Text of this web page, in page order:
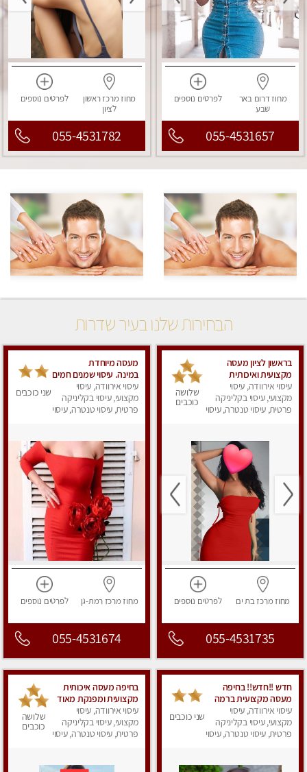
מחוז דרוםבאר
שבע
לפרטים נוספים
055-4531657
מחוז מרכזראשון
לציון
לפרטים נוספים
055-4531782
הבחירות שלנו בעיר שדרות
בראשון לציון מעסה
מקצועית ואיכותית
פרטי!!! ללא מין !!
עיסוי אירוודה, עיסוי
מקצועי, עיסוי בקליניקה
פרטית, עיסוי טנטרה, עיסוי
שלושה
כוכבים
מחוז מרכז בת ים לפרטים נוספים
055-4531735
מעסה מיוחדת
במינה. עיסוי שמנים חמים
עיסוי אירוודה, עיסוי
מקצועי, עיסוי בקליניקה
פרטית, עיסוי טנטרה, עיסוי
שני כוכבים
מחוז מרכז רמת-גן לפרטים נוספים
055-4531674
חדש !!חדש!! בחיפה
מעסה מקצועית ברמה
גבוה
עיסוי אירוודה, עיסוי
מקצועי, עיסוי בקליניקה
פרטית, עיסוי טנטרה, עיסוי
שני כוכבים
בחיפה מעסה איכותית
מקצועית ומפנקת מאוד
עיסוי אירוודה, עיסוי
מקצועי, עיסוי בקליניקה
פרטית, עיסוי טנטרה, עיסוי
שלושה
כוכבים